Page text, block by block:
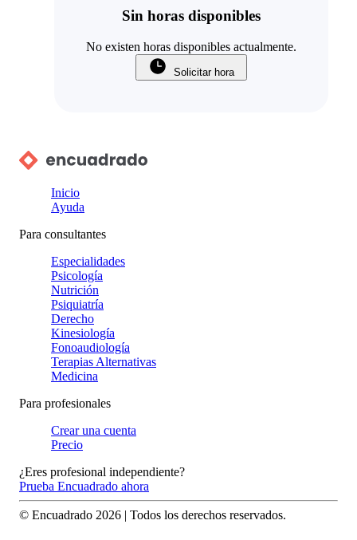
Sin horas disponibles
No existen horas disponibles actualmente.
Solicitar hora
Inicio
Ayuda
Para consultantes
Especialidades
Psicología
Nutrición
Psiquiatría
Derecho
Kinesiología
Fonoaudiología
Terapias Alternativas
Medicina
Para profesionales
Crear una cuenta
Precio
¿Eres profesional independiente?
Prueba Encuadrado ahora
© Encuadrado 2026 | Todos los derechos reservados.